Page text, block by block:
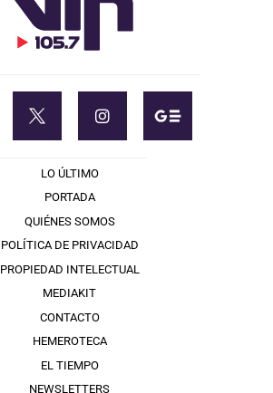
LO ÚLTIMO
PORTADA
QUIÉNES SOMOS
POLÍTICA DE PRIVACIDAD
PROPIEDAD INTELECTUAL
MEDIAKIT
CONTACTO
HEMEROTECA
EL TIEMPO
NEWSLETTERS